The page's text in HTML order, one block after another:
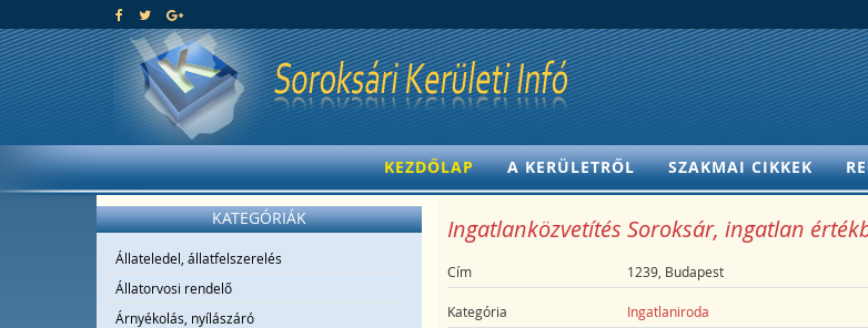
KEZDŐLAP A KERÜLETRŐL SZAKMAI CIKKEK
KATEGÓRIÁK
Állateledel, állatfelszerelés
Állatorvosi rendelő
Árnyékolás, nyílászáró
Ingatlanközvetítés Soroksár, ingatlan
Cím 1239, Budapest
Kategória Ingatlaniroda